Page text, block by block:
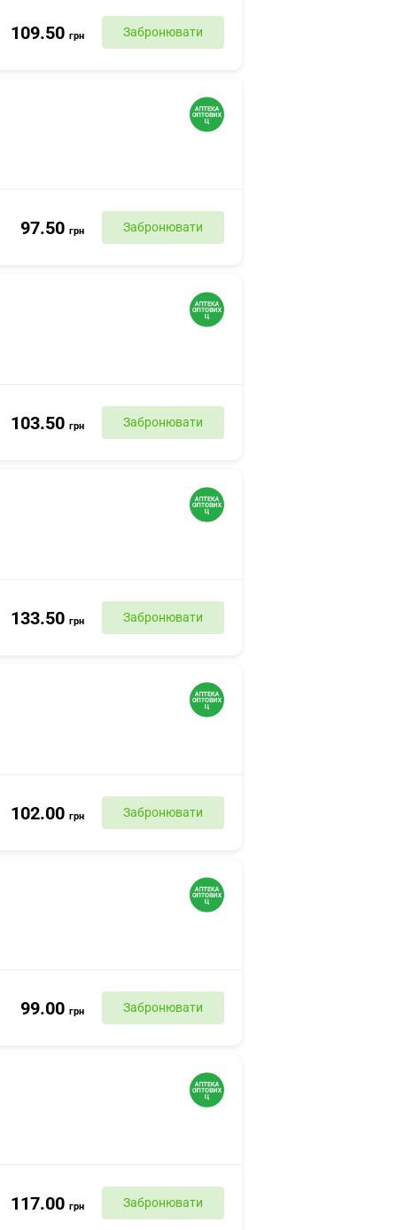
109.50 грн Забронювати
97.50 грн Забронювати
103.50 грн Забронювати
133.50 грн Забронювати
102.00 грн Забронювати
99.00 грн Забронювати
117.00 грн Забронювати